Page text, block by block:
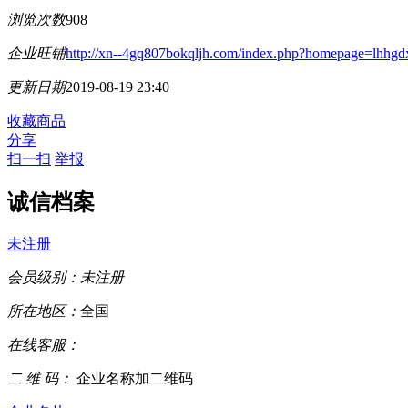
浏览次数908
企业旺铺http://xn--4gq807bokqljh.com/
更新日期2019-08-19 23:40
收藏商品
分享
扫一扫 举报
诚信档案
未注册
会员级别： 未注册
所在地区： 全国
在线客服：
二 维 码： 企业名称加二维码